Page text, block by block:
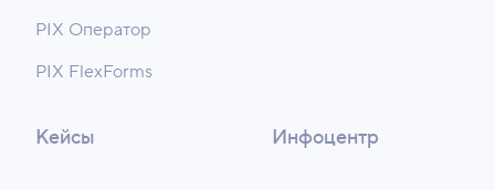
PIX Оператор
PIX FlexForms
Кейсы Инфоцентр